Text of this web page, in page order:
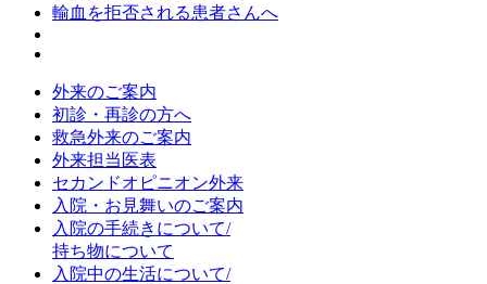
輸血を拒否される患者さんへ
外来のご案内
初診・再診の方へ
救急外来のご案内
外来担当医表
セカンドオピニオン外来
入院・お見舞いのご案内
入院の手続きについて/
持ち物について
入院中の生活について/